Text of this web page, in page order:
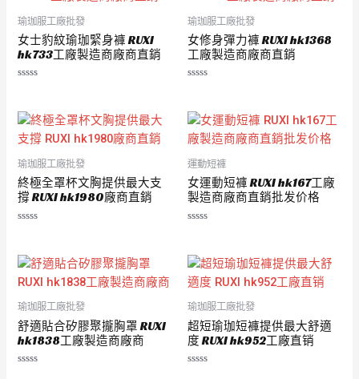
瑜珈服工廠批發
女士豹紋瑜珈緊身褲 RUXI
hk733工廠製造商廠商直銷
滿
分
5
瑜珈服工廠批發
女修身彈力褲 RUXI hk1368
工廠製造商廠商直銷
滿
分
5
瑜珈服工廠批發
終極全罩杯文胸提供最大支
撐 RUXI hk1980廠商直銷
滿
分
5
運動短褲
女運動短褲 RUXI hk167工廠
製造商廠商直銷批发价格
滿
分
5
瑜珈服工廠批發
舒適貼合矽膠聚攏胸罩 RUXI
hk1838工廠製造商廠商
瑜珈服工廠批發
超短瑜珈短褲提供最大舒適
度 RUXI hk952工廠直销